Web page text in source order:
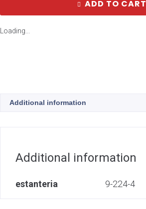
ADD TO CART
Loading...
Additional information
Additional information
estanteria 9-224-4